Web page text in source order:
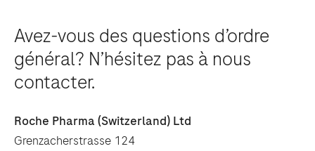
Avez-vous des questions d’ordre
général? N’hésitez pas à nous
contacter.
Roche Pharma (Switzerland) Ltd
Grenzacherstrasse 124